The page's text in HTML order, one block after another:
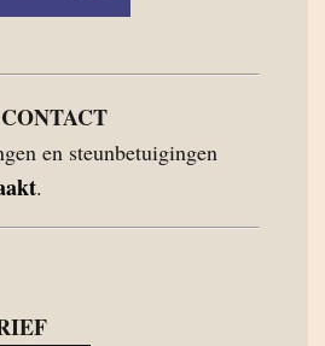
CONTACT
en steunbetuigingen
.